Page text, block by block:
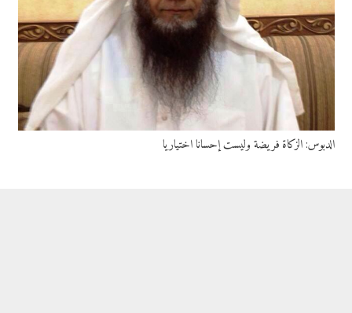
الدبوس: الزكاة فريضة وليست إحسانا اختياريا